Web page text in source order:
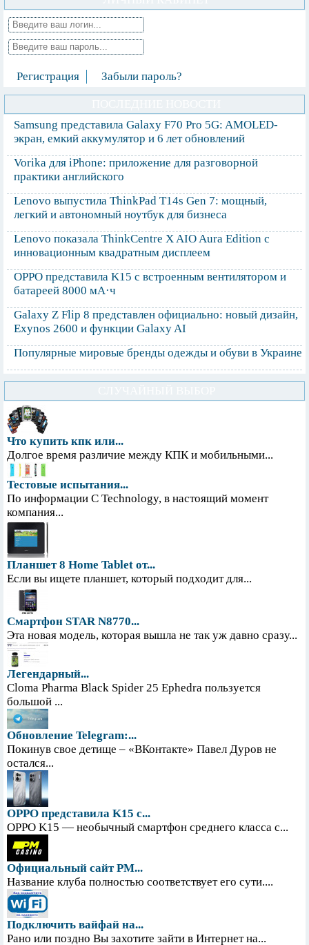
Регистрация Забыли пароль?
Samsung представила Galaxy F70 Pro 5G: AMOLED-
экран, емкий аккумулятор и 6 лет обновлений
Vorika для iPhone: приложение для разговорной
практики английского
Lenovo выпустила ThinkPad T14s Gen 7: мощный,
легкий и автономный ноутбук для бизнеса
Lenovo показала ThinkCentre X AIO Aura Edition с
инновационным квадратным дисплеем
OPPO представила K15 с встроенным вентилятором и
батареей 8000 мА·ч
Galaxy Z Flip 8 представлен официально: новый дизайн,
Exynos 2600 и функции Galaxy AI
Популярные мировые бренды одежды и обуви в Украине
Что купить кпк или...
Долгое время различие между КПК и мобильными...
Тестовые испытания...
По информации С Technology, в настоящий момент
компания...
Планшет 8 Home Tablet от...
Если вы ищете планшет, который подходит для...
Смартфон STAR N8770...
Эта новая модель, которая вышла не так уж давно сразу...
Легендарный...
Cloma Pharma Black Spider 25 Ephedra пользуется
большой ...
Обновление Telegram:...
Покинув свое детище – «ВКонтакте» Павел Дуров не
остался...
OPPO представила K15 с...
OPPO K15 — необычный смартфон среднего класса с...
Официальный сайт PM...
Название клуба полностью соответствует его сути....
Подключить вайфай на...
Рано или поздно Вы захотите зайти в Интернет на...